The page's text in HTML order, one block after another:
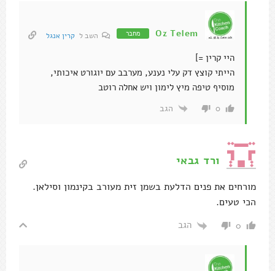
Oz Telem מחבר השב ל קרין אנגל
היי קרין =]
הייתי קוצץ דק עלי נענע, מערבב עם יוגורט איכותי,
מוסיף טיפה מיץ לימון ויש אחלה רוטב
0 הגב
ורד גבאי
מורחים את פנים הדלעת בשמן זית מעורב בקינמון וסילאן.
הכי טעים.
0 הגב